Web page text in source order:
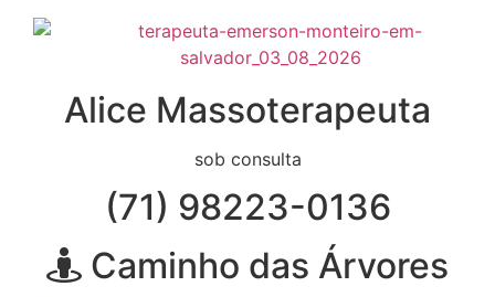
Alice Massoterapeuta
sob consulta
(71) 98223-0136
Caminho das Árvores